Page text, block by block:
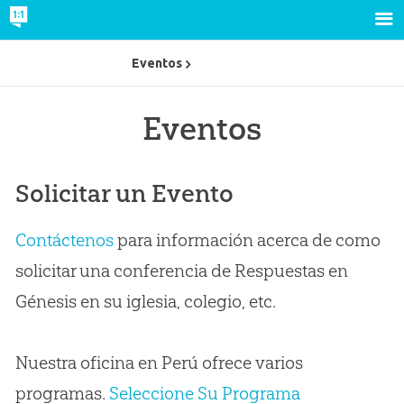
Eventos
Solicitar un Evento
Contáctenospara información acerca de como
solicitar una conferencia de Respuestas en
Génesis en su iglesia, colegio, etc.
Nuestra oficina en Perú ofrece varios
programas. Seleccione Su Programa
Eventos